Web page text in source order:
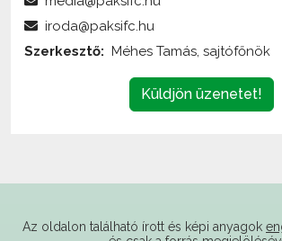
Küldjön üzenetet!
internetes felhasználás esetén élő
(forrás: paksifc.hu)